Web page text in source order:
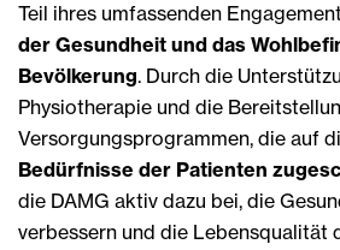
Teil ihres umfassenden
der Gesundheit und das
Bevölkerung. Durch die
Physiotherapie und die
Versorgungsprogrammen, die auf
Bedürfnisse der Patienten
die DAMG aktiv dazu bei, die
verbessern und die Lebensqualität